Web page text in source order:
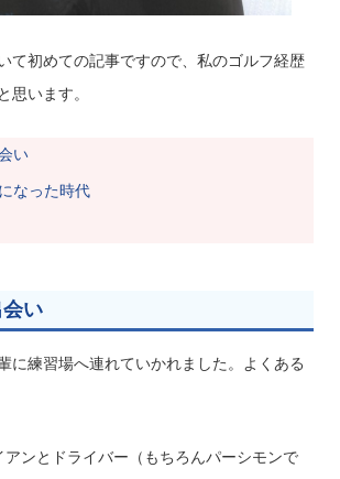
て初めての記事ですので、私のゴルフ経歴
思います。
い
なった時代
い
に練習場へ連れていかれました。よくある
ンとドライバー（もちろんパーシモンで